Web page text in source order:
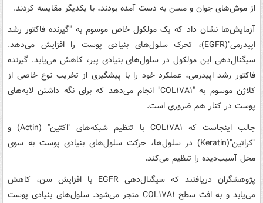
از موش‌های جوان و مسن به دست آمده بودند، با یکدیگر مقایسه کردند.
آزمایش‌ها نشان داد که یک مولکول خاص موسوم به "گیرنده فاکتور رشد
اپیدرمی"(EGFR)، تحرک سلول‌های بنیادی پوست را افزایش می‌دهد.
سیگنال‌دهی این مولکول در سلول‌های بنیادی پیر، کاهش می‌یابد. گیرنده
فاکتور رشد اپیدرمی، عملکرد خود را با پیشگیری از تخریب نوع خاصی از
کلاژن موسوم به "COL۱۷A۱" انجام می‌دهد که برای نگه داشتن لایه‌های
پوست در کنار هم ضروری است.
جالب اینجاست که COL۱۷A۱ با تنظیم شبکه‌های "اکتین" (Actin) و
"کراتین"(Keratin) در سلول‌ها، حرکت سلول‌های بنیادی پوست به سوی
محل آسیب‌دیده را تنظیم می‌کند.
پژوهشگران دریافتند که سیگنال‌دهی EGFR با افزایش سن، کاهش
می‌یابد و به افت سطح COL۱۷A۱ منجر می‌شود. سلول‌های بنیادی پوست